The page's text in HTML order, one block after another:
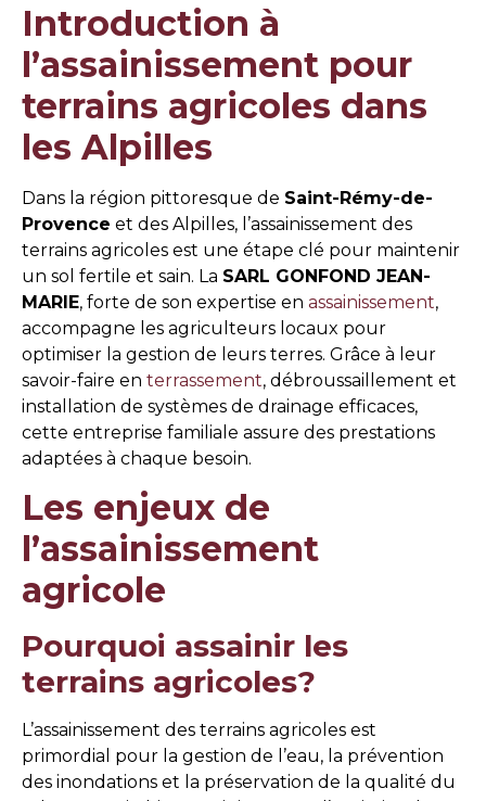
Introduction à
l’assainissement pour
terrains agricoles dans
les Alpilles
Dans la région pittoresque de Saint-Rémy-de-
Provence et des Alpilles, l’assainissement des
terrains agricoles est une étape clé pour maintenir
un sol fertile et sain. La SARL GONFOND JEAN-
MARIE, forte de son expertise en assainissement,
accompagne les agriculteurs locaux pour
optimiser la gestion de leurs terres. Grâce à leur
savoir-faire en terrassement, débroussaillement et
installation de systèmes de drainage efficaces,
cette entreprise familiale assure des prestations
adaptées à chaque besoin.
Les enjeux de
l’assainissement
agricole
Pourquoi assainir les
terrains agricoles?
L’assainissement des terrains agricoles est
primordial pour la gestion de l’eau, la prévention
des inondations et la préservation de la qualité du